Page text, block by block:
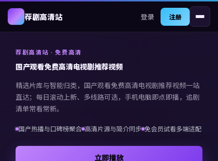
荐剧高清站 登录 注册
荐剧高清站 · 免费高清
国产观看免费高清电视剧推荐视频
精选片库与智能归类， 国产观看免费高清电视剧推荐视频一站
直达；每日滚动上新、多线路可选，手机电脑即点即播，追剧
清单常看常新。
国产热播与口碑榜聚合 高清片源与简介同步 免会员试看多端适配
立即播放